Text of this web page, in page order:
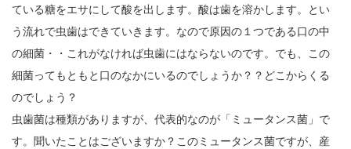
ている糖をエサにして酸を出します。酸は歯を溶かします。とい
う流れで虫歯はできていきます。なので原因の１つである口の中
の細菌・・これがなければ虫歯にはならないのです。でも、この
細菌ってもともと口のなかにいるのでしょうか？？どこからくる
のでしょう？
虫歯菌は種類がありますが、代表的なのが「ミュータンス菌」で
す。聞いたことはございますか？このミュータンス菌ですが、産